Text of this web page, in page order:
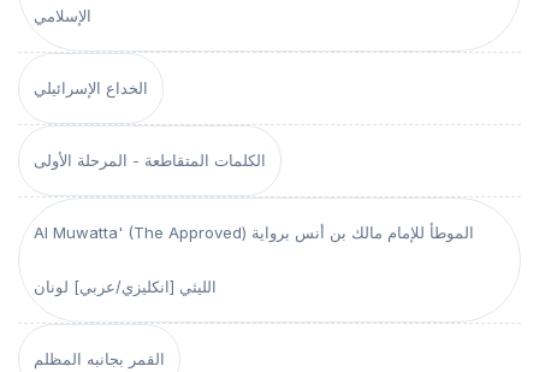
الإسلامي
الخداع الإسرائيلي
الكلمات المتقاطعة - المرحلة الأولى
Al Muwatta' (The Approved) الموطأ للإمام مالك بن أنس برواية
الليثي [انكليزي/عربي] لونان
القمر بجانبه المظلم